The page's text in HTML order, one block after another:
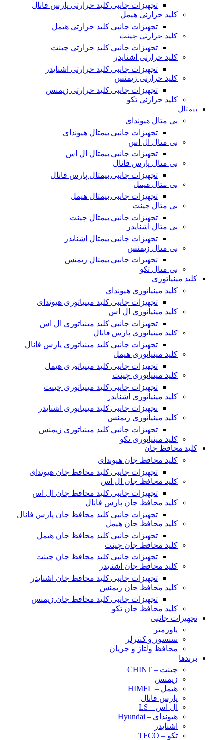
تجهیزات جانبی کلید حرارتی پارس فانال
کلید حرارتی هیمل
تجهیزات جانبی کلید حرارتی هیمل
کلید حرارتی چینت
تجهیزات جانبی کلید حرارتی چینت
کلید حرارتی اشنایدر
تجهیزات جانبی کلید حرارتی اشنایدر
کلید حرارتی زیمنس
تجهیزات جانبی کلید حرارتی زیمنس
کلید حرارتی تکو
بیمتال
بی متال هیوندای
تجهیزات جانبی بیمتال هیوندای
بی متال ال اس
تجهیزات جانبی بیمتال ال اس
بی متال پارس فانال
تجهیزات جانبی بیمتال پارس فانال
بی متال هیمل
تجهیزات جانبی بیمتال هیمل
بی متال چینت
تجهیزات جانبی بیمتال چینت
بی متال اشنایدر
تجهیزات جانبی بیمتال اشنایدر
بی متال زیمنس
تجهیزات جانبی بیمتال زیمنس
بی متال تکو
کلید مینیاتوری
کلید مینیاتوری هیوندای
تجهیزات جانبی کلید مینیاتوری هیوندای
کلید مینیاتوری ال اس
تجهیزات جانبی کلید مینیاتوری ال اس
کلید مینیاتوری پارس فانال
تجهیزات جانبی کلید مینیاتوری پارس فانال
کلید مینیاتوری هیمل
تجهیزات جانبی کلید مینیاتوری هیمل
کلید مینیاتوری چینت
تجهیزات جانبی کلید مینیاتوری چینت
کلید مینیاتوری اشنایدر
تجهیزات جانبی کلید مینیاتوری اشنایدر
کلید مینیاتوری زیمنس
تجهیزات جانبی کلید مینیاتوری زیمنس
کلید مینیاتوری تکو
کلید محافظ جان
کلید محافظ جان هیوندای
تجهیزات جانبی کلید محافظ جان هیوندای
کلید محافظ جان ال اس
تجهیزات جانبی کلید محافظ جان ال اس
کلید محافظ جان پارس فانال
تجهیزات جانبی کلید محافظ جان پارس فانال
کلید محافظ جان هیمل
تجهیزات جانبی کلید محافظ جان هیمل
کلید محافظ جان چینت
تجهیزات جانبی کلید محافظ جان چینت
کلید محافظ جان اشنایدر
تجهیزات جانبی کلید محافظ جان اشنایدر
کلید محافظ جان زیمنس
تجهیزات جانبی کلید محافظ جان زیمنس
کلید محافظ جان تکو
تجهیزات جانبی
پاورمتر
سنسور و کنترلر
محافظ ولتاژ و‌ جریان
برندها
چینت – CHINT
زیمنس
هیمل – HIMEL
پارس فانال
ال اس – LS
هیوندای – Hyundai
اشنایدر
تکو – TECO